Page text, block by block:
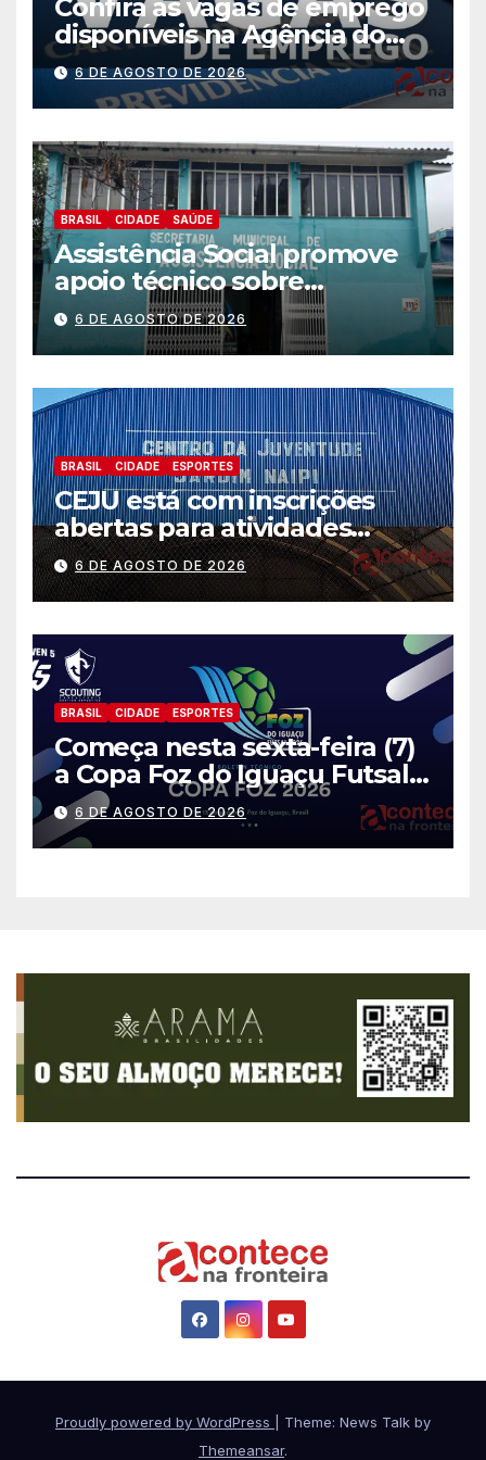
Confira as vagas de emprego
disponíveis na Agência do
Trabalhador
6 DE AGOSTO DE 2026
BRASIL CIDADE SAÚDE
Assistência Social promove
apoio técnico sobre
preparação e resposta a
situações de emergência e
calamidade pública
6 DE AGOSTO DE 2026
BRASIL CIDADE ESPORTES
CEJU está com inscrições
abertas para atividades
gratuitas
6 DE AGOSTO DE 2026
BRASIL CIDADE ESPORTES
Começa nesta sexta-feira (7)
a Copa Foz do Iguaçu Futsal
2026 com equipes de quatro
países
6 DE AGOSTO DE 2026
Proudly powered by WordPress
Theme: News Talk by
Themeansar.